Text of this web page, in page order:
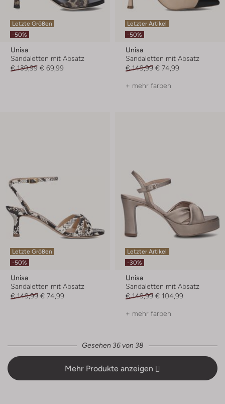
Letzte Größen
-50%
Unisa
Sandaletten mit Absatz
€ 139,99 € 69,99
Letzter Artikel
-50%
Unisa
Sandaletten mit Absatz
€ 149,99 € 74,99
+ mehr farben
Letzte Größen
-50%
Unisa
Sandaletten mit Absatz
€ 149,99 € 74,99
Letzter Artikel
-30%
Unisa
Sandaletten mit Absatz
€ 149,99 € 104,99
+ mehr farben
Gesehen 36 von 38
Mehr Produkte anzeigen